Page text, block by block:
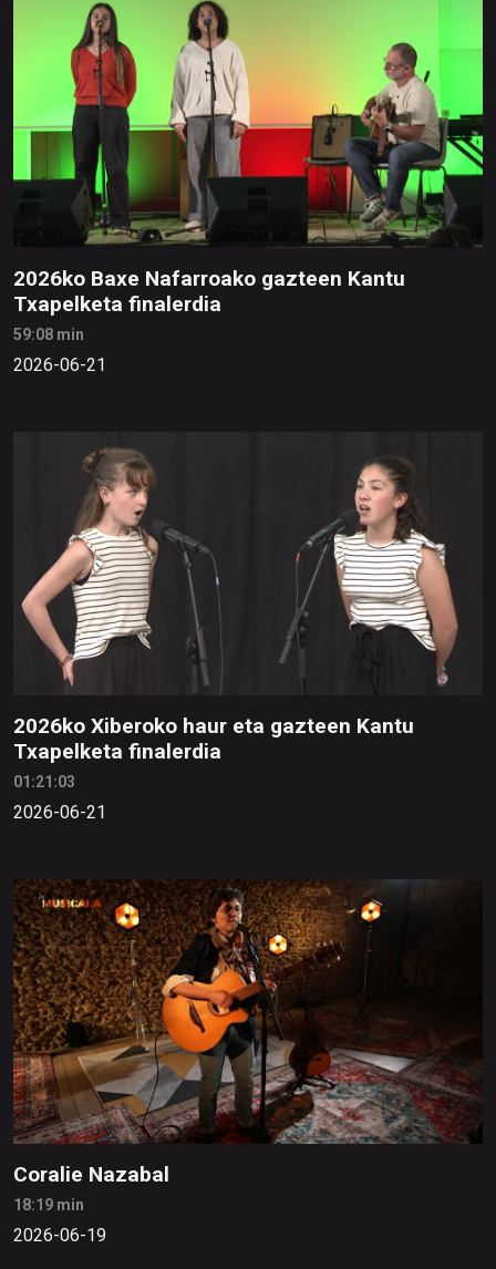
2026ko Baxe Nafarroako gazteen Kantu
Txapelketa finalerdia
59:08 min
2026-06-21
2026ko Xiberoko haur eta gazteen Kantu
Txapelketa finalerdia
01:21:03
2026-06-21
Coralie Nazabal
18:19 min
2026-06-19